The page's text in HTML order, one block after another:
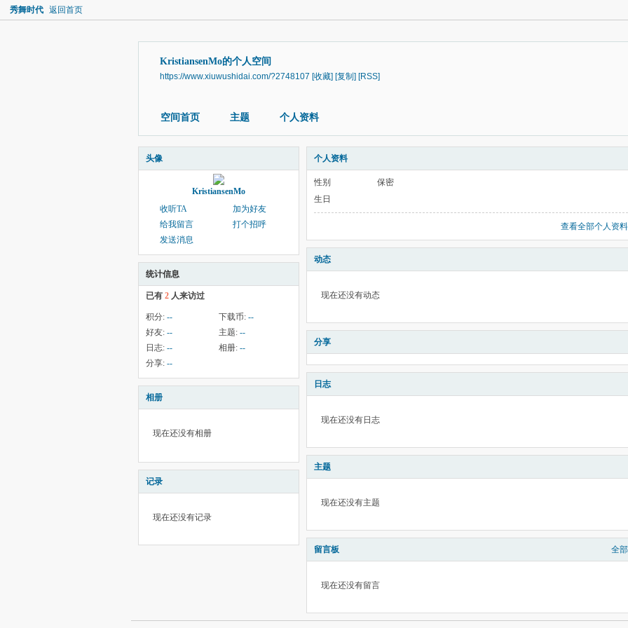
秀舞时代 返回首页
KristiansenMo的个人空间
https://www.xiuwushidai.com/?2748107 [收藏] [复制] [RSS]
空间首页 主题 个人资料
头像
KristiansenMo
收听TA
加为好友
给我留言
打个招呼
发送消息
统计信息
已有 2 人来访过
积分: -- 下载币: --
好友: -- 主题: --
日志: -- 相册: --
分享: --
相册
现在还没有相册
记录
现在还没有记录
个人资料
性别
保密
生日
查看全部个人资料
动态
现在还没有动态
分享
日志
现在还没有日志
主题
现在还没有主题
留言板 全部
现在还没有留言